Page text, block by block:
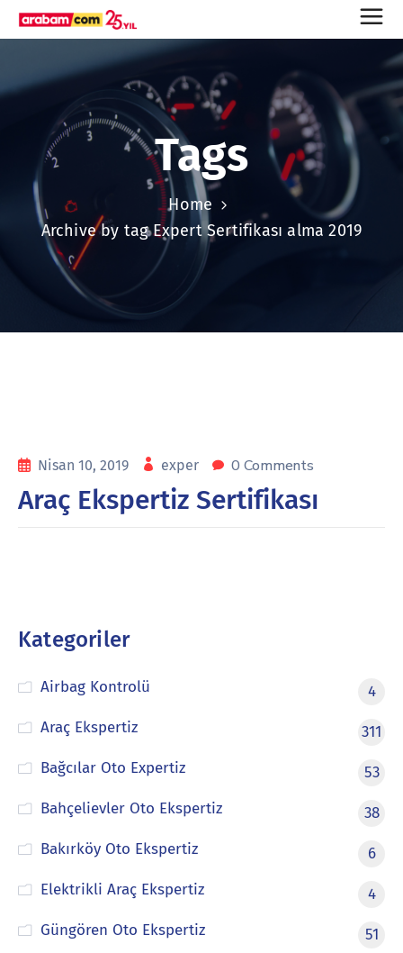
Tags
Home
Archive by tag Expert Sertifikası alma 2019
Nisan 10, 2019 exper 0 Comments
Araç Ekspertiz Sertifikası
Kategoriler
Airbag Kontrolü
4
Araç Ekspertiz
311
Bağcılar Oto Expertiz
53
Bahçelievler Oto Ekspertiz
38
Bakırköy Oto Ekspertiz
6
Elektrikli Araç Ekspertiz
4
Güngören Oto Ekspertiz
51